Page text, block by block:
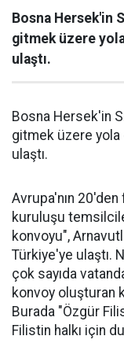
Bosna Hersek'in
gitmek üzere
ulaştı.
Bosna Hersek'in
gitmek üzere yola
ulaştı.
Avrupa'nın
kuruluşu
konvoyu",
Türkiye'ye ulaştı.
çok sayıda
konvoy oluşturan
Burada "Özgür
Filistin halkı için